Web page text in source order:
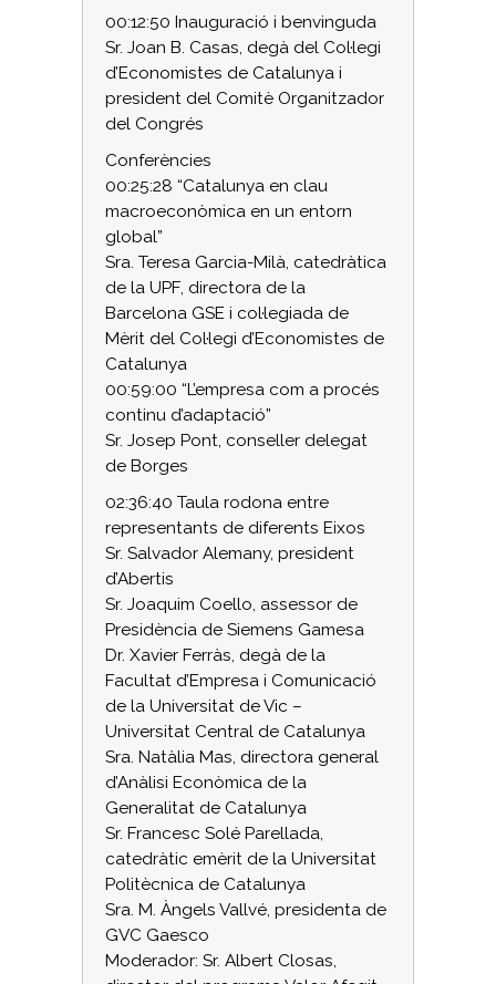
00:12:50 Inauguració i benvinguda
Sr. Joan B. Casas, degà del Col·legi
d’Economistes de Catalunya i
president del Comitè Organitzador
del Congrés
Conferències
00:25:28 “Catalunya en clau
macroeconòmica en un entorn
global”
Sra. Teresa Garcia-Milà, catedràtica
de la UPF, directora de la
Barcelona GSE i col·legiada de
Mèrit del Col·legi d’Economistes de
Catalunya
00:59:00 “L’empresa com a procés
continu d’adaptació”
Sr. Josep Pont, conseller delegat
de Borges
02:36:40 Taula rodona entre
representants de diferents Eixos
Sr. Salvador Alemany, president
d’Abertis
Sr. Joaquim Coello, assessor de
Presidència de Siemens Gamesa
Dr. Xavier Ferràs, degà de la
Facultat d’Empresa i Comunicació
de la Universitat de Vic –
Universitat Central de Catalunya
Sra. Natàlia Mas, directora general
d’Anàlisi Econòmica de la
Generalitat de Catalunya
Sr. Francesc Solé Parellada,
catedràtic emèrit de la Universitat
Politècnica de Catalunya
Sra. M. Àngels Vallvé, presidenta de
GVC Gaesco
Moderador: Sr. Albert Closas,